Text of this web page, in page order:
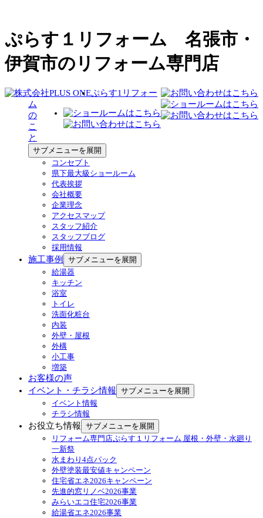
ぷらす１リフォーム 名張市・
伊賀市のリフォーム専門店
ぷらす1リフォー
ム
の
こ
と
サブメニューを展開
コンセプト
県下最大級ショールーム
代表挨拶
会社概要
企業理念
アクセスマップ
スタッフ紹介
スタッフブログ
採用情報
施工事例
サブメニューを展開
給湯器
キッチン
浴室
トイレ
洗面化粧台
内装
外壁・屋根
外構
小工事
増築
お客様の声
イベント・チラシ情報 サブメニューを展開
イベント情報
チラシ情報
お役立ち情報 サブメニューを展開
リフォーム専門店ぷらす１リフォーム 屋根・外壁・水廻り
一新祭
水まわり4点パック
外壁塗装最安値キャンペーン
住宅省エネ2026キャンペーン
先進的窓リノベ2026事業
みらいエコ住宅2026事業
給湯省エネ2026事業